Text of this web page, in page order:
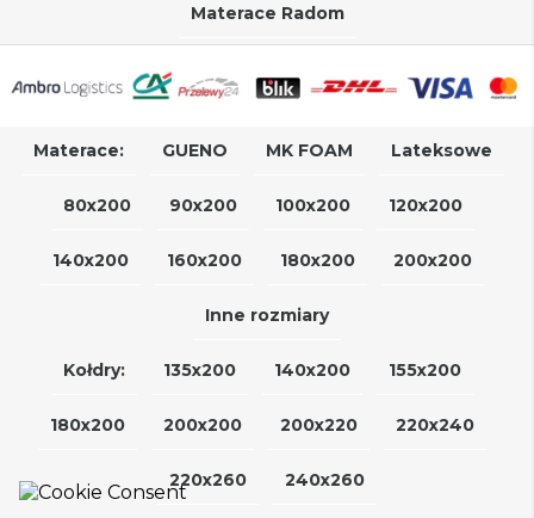
Materace Radom
Materace: GUENO MK FOAM Lateksowe
80x200 90x200 100x200 120x200
140x200 160x200 180x200 200x200
Inne rozmiary
Kołdry: 135x200 140x200 155x200
180x200 200x200 200x220 220x240
220x260 240x260